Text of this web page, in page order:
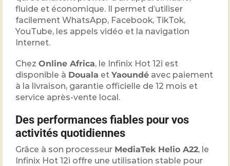
fluide et économique. Il permet d’utiliser
facilement WhatsApp, Facebook, TikTok,
YouTube, les appels vidéo et la navigation
Internet.
Chez Online Africa, le Infinix Hot 12i est
disponible à Douala et Yaoundé avec paiement
à la livraison, garantie officielle de 12 mois et
service après-vente local.
Des performances fiables pour vos
activités quotidiennes
Grâce à son processeur MediaTek Helio A22, le
Infinix Hot 12i offre une utilisation stable pour